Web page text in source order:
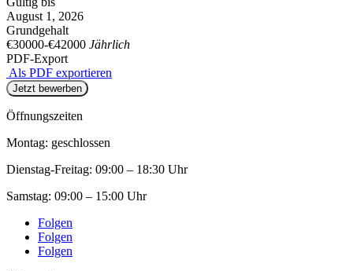
August 1, 2026
Grundgehalt
€30000-€42000 Jährlich
PDF-Export
Als PDF exportieren
Jetzt bewerben
Öffnungszeiten
Montag: geschlossen
Dienstag-Freitag: 09:00 – 18:30 Uhr
Samstag: 09:00 – 15:00 Uhr
Folgen
Folgen
Folgen